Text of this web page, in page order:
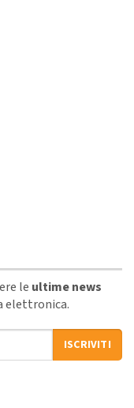
le ultime news
elettronica.
ISCRIVITI